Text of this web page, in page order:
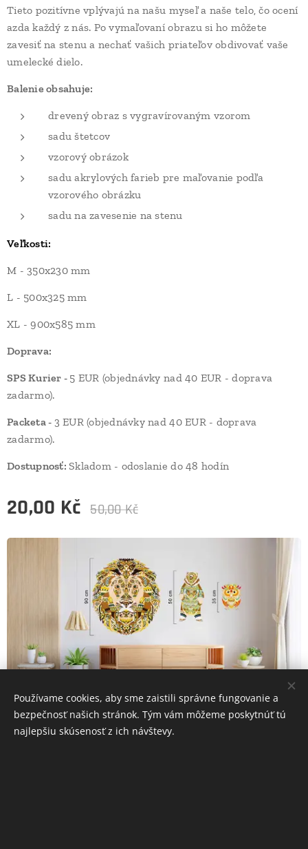
Tieto pozitívne vplývajú na našu myseľ a naše telo, čo ocení
azda každý z nás. Po vymaľovaní obrazu si ho môžete
zavesiť na stenu a nechať vašich priateľov obdivovať vaše
umelecké dielo.
Balenie obsahuje:
drevený obraz s vygravírovaným vzorom
sadu štetcov
vzorový obrázok
sadu akrylových farieb pre maľovanie podľa
vzorového obrázku
sadu na zavesenie na stenu
Veľkosti:
M - 350x230 mm
L - 500x325 mm
XL - 900x585 mm
Doprava:
SPS Kurier - 5 EUR (objednávky nad 40 EUR - doprava
zadarmo).
Packeta - 3 EUR (objednávky nad 40 EUR - doprava
zadarmo).
Dostupnosť: Skladom - odoslanie do 48 hodín
20,00 Kč 50,00Kč
Používame cookies, aby sme zaistili správne fungovanie a
bezpečnosť našich stránok. Tým vám môžeme poskytnúť tú
najlepšiu skúsenosť z ich návštevy.